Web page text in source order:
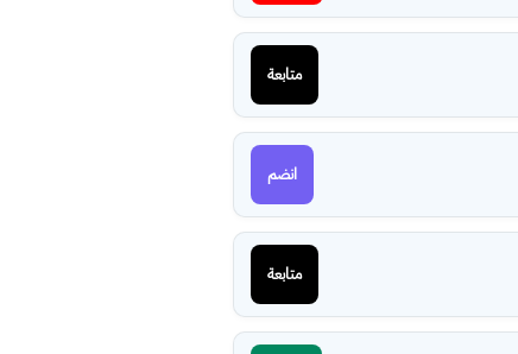
متابعة
انضم
متابعة